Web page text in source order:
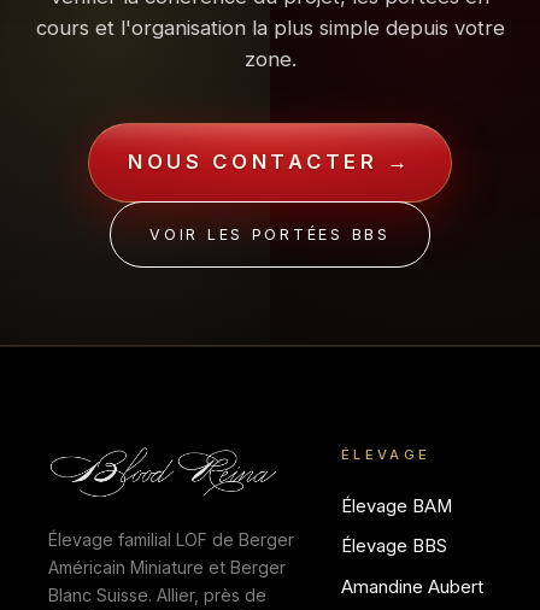
cours et l'organisation la plus simple depuis votre
zone.
NOUS CONTACTER →
VOIR LES PORTÉES BBS
Élevage familial LOF de Berger
Américain Miniature et Berger
Blanc Suisse. Allier, près de
ÉLEVAGE
Élevage BAM
Élevage BBS
Amandine Aubert